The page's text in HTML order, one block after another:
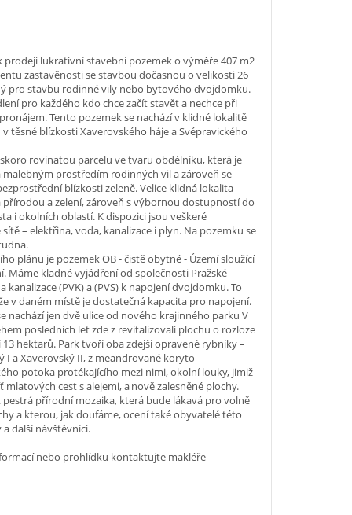
prodeji lukrativní stavební pozemek o výměře 407 m2
zastavěnosti se stavbou dočasnou o velikosti 26
pro stavbu rodinné vily nebo bytového dvojdomku.
pro každého kdo chce začít stavět a nechce při
Tento pozemek se nachází v klidné lokalitě
v těsné blízkosti Xaverovského háje a Svépravického
skoro rovinatou parcelu ve tvaru obdélníku, která je
prostředím rodinných vil a zároveň se
blízkosti zeleně. Velice klidná lokalita
a zelení, zároveň s výbornou dostupností do
i okolních oblastí. K dispozici jsou veškeré
– elektřina, voda, kanalizace i plyn. Na pozemku se
plánu je pozemek OB - čistě obytné - Území sloužící
Máme kladné vyjádření od společnosti Pražské
kanalizace (PVK) a (PVS) k napojení dvojdomku. To
v daném místě je dostatečná kapacita pro napojení.
nachází jen dvě ulice od nového krajinného parku V
posledních let zde z revitalizovali plochu o rozloze
13 hektarů. Park tvoří oba zdejší opravené rybníky –
I a Xaverovský II, z meandrované koryto
potoka protékajícího mezi nimi, okolní louky, jimiž
mlatových cest s alejemi, a nově zalesněné plochy.
pestrá přírodní mozaika, která bude lákavá pro volně
a kterou, jak doufáme, ocení také obyvatelé této
a další návštěvníci.
nebo prohlídku kontaktujte makléře